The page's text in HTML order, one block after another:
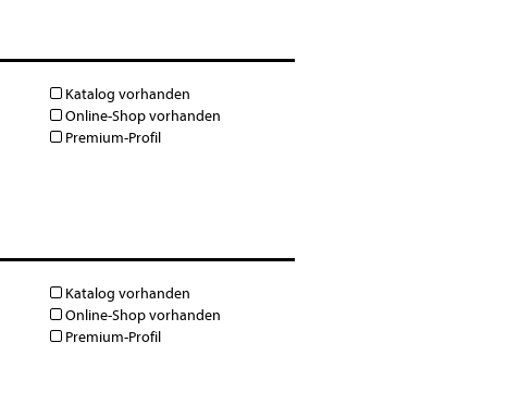
Katalog vorhanden
Online-Shop vorhanden
Premium-Profil
Katalog vorhanden
Online-Shop vorhanden
Premium-Profil